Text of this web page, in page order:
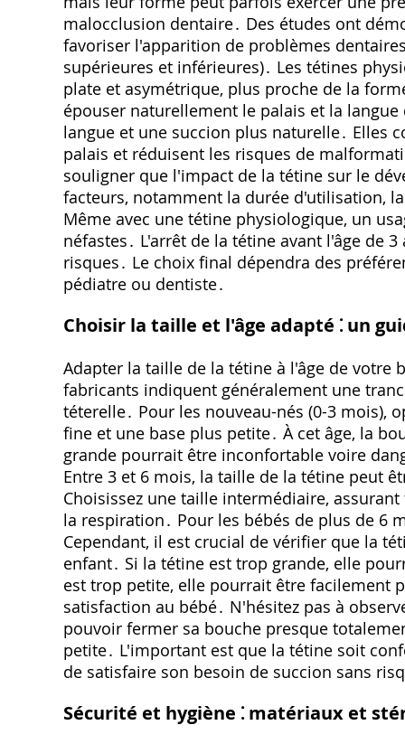
malocclusion dentaire․ Des études ont
favoriser l'apparition de problèmes
supérieures et inférieures)․ Les tétines
plate et asymétrique, plus proche de la
épouser naturellement le palais et la
langue et une succion plus naturelle․ Elles
palais et réduisent les risques de
souligner que l'impact de la tétine sur le
facteurs, notamment la durée d'utilisation,
Même avec une tétine physiologique, un
néfastes․ L'arrêt de la tétine avant l'âge de
risques․ Le choix final dépendra des
pédiatre ou dentiste․
Choisir la taille et l'âge adapté ⁚ un
Adapter la taille de la tétine à l'âge de votre
fabricants indiquent généralement une
téterelle․ Pour les nouveau-nés (0-3 mois),
fine et une base plus petite․ À cet âge, la
grande pourrait être inconfortable voire
Entre 3 et 6 mois, la taille de la tétine peut
Choisissez une taille intermédiaire,
la respiration․ Pour les bébés de plus de 6
Cependant, il est crucial de vérifier que la
enfant․ Si la tétine est trop grande, elle
est trop petite, elle pourrait être facilement
satisfaction au bébé․ N'hésitez pas à
pouvoir fermer sa bouche presque
petite․ L'important est que la tétine soit
de satisfaire son besoin de succion sans
Sécurité et hygiène ⁚ matériaux et